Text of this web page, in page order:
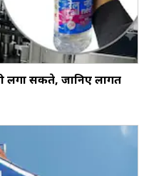
लगा सकते, जानिए लागत